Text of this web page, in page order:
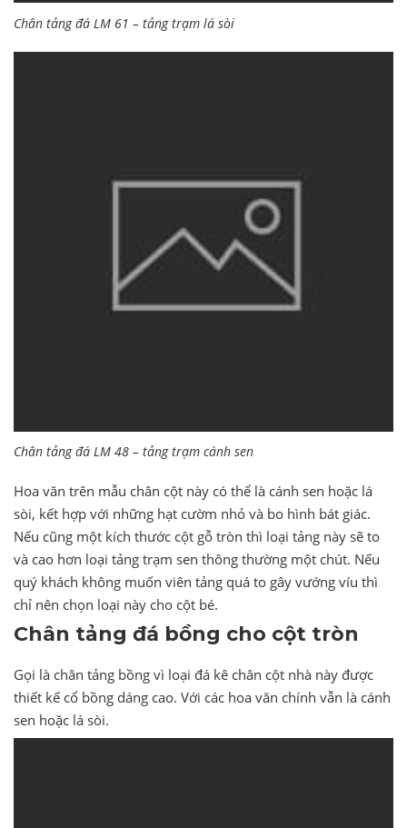
Chân tảng đá LM 61 – tảng trạm lá sòi
Chân tảng đá LM 48 – tảng trạm cánh sen
Hoa văn trên mẫu chân cột này có thể là cánh sen hoặc lá
sòi, kết hợp với những hạt cườm nhỏ và bo hình bát giác.
Nếu cũng một kích thước cột gỗ tròn thì loại tảng này sẽ to
và cao hơn loại tảng trạm sen thông thường một chút. Nếu
quý khách không muốn viên tảng quá to gây vướng víu thì
chỉ nên chọn loại này cho cột bé.
Chân tảng đá bồng cho cột tròn
Gọi là chân tảng bồng vì loại đá kê chân cột nhà này được
thiết kế cổ bồng dáng cao. Với các hoa văn chính vẫn là cánh
sen hoặc lá sòi.